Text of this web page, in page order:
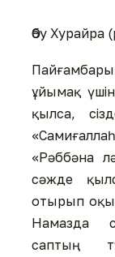
Әбу Хурайра
ұйымақ
қылса,
«Рәббәна
сәжде
отырып
Намазда
саптың